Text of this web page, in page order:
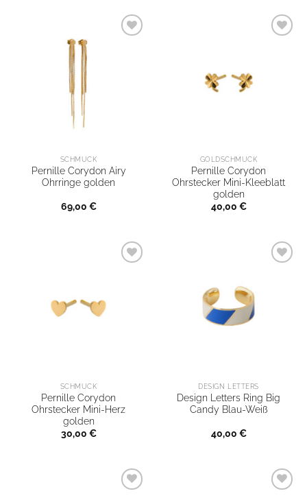
SCHMUCK
Pernille Corydon Airy
Ohrringe golden
69,00 €
GOLDSCHMUCK
Pernille Corydon
Ohrstecker Mini-Kleeblatt
golden
40,00 €
SCHMUCK
Pernille Corydon
Ohrstecker Mini-Herz
golden
30,00 €
DESIGN LETTERS
Design Letters Ring Big
Candy Blau-Weiß
40,00 €